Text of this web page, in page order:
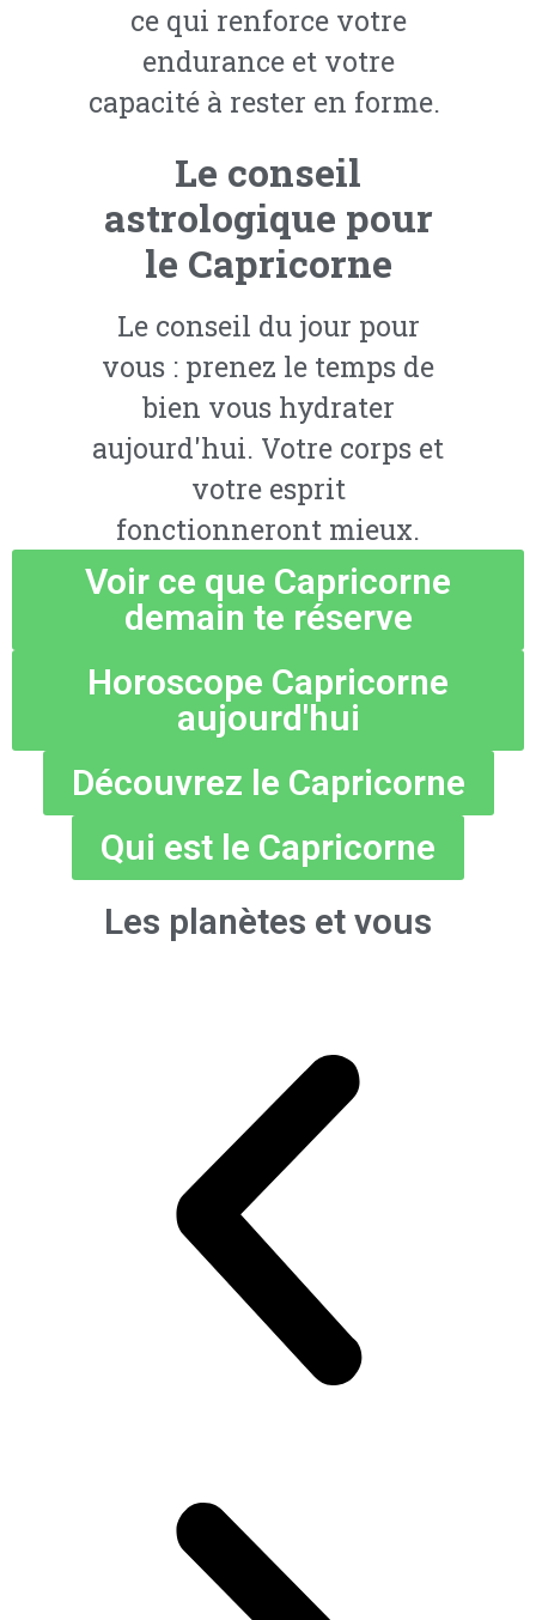
ce qui renforce votre
endurance et votre
capacité à rester en forme.
Le conseil
astrologique pour
le Capricorne
Le conseil du jour pour
vous : prenez le temps de
bien vous hydrater
aujourd'hui. Votre corps et
votre esprit
fonctionneront mieux.
Voir ce que Capricorne
demain te réserve
Horoscope Capricorne
aujourd'hui
Découvrez le Capricorne
Qui est le Capricorne
Les planètes et vous